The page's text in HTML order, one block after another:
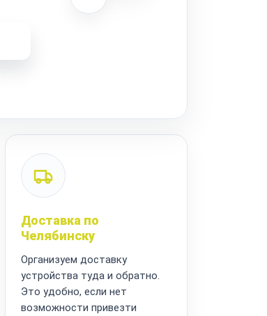
Доставка по
Челябинску
Организуем доставку
устройства туда и обратно.
Это удобно, если нет
возможности привезти